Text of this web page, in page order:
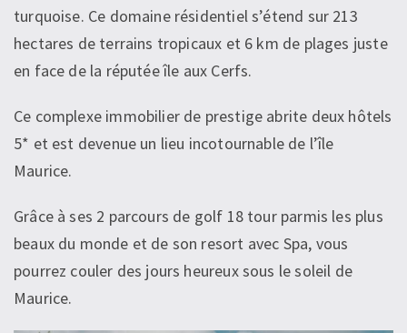
turquoise. Ce domaine résidentiel s’étend sur 213
hectares de terrains tropicaux et 6 km de plages juste
en face de la réputée île aux Cerfs.
Ce complexe immobilier de prestige abrite deux hôtels
5* et est devenue un lieu incotournable de l’île
Maurice.
Grâce à ses 2 parcours de golf 18 tour parmis les plus
beaux du monde et de son resort avec Spa, vous
pourrez couler des jours heureux sous le soleil de
Maurice.